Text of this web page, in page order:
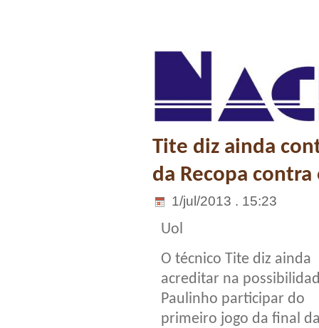
Tite diz ainda
da Recopa contra
1/jul/2013 . 15:23
Uol
O técnico Tite diz ainda
acreditar na
Paulinho participar do
primeiro jogo da final